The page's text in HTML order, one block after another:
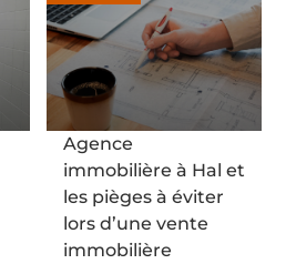
Agence
immobilière à Hal et
les pièges à éviter
lors d’une vente
immobilière